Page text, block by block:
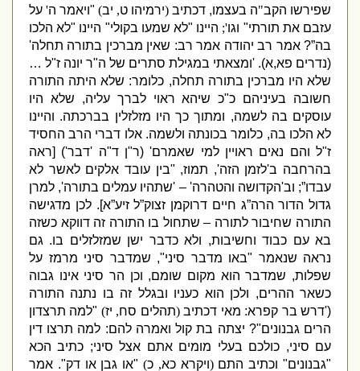
שפירשו הקב"ה בעצמו,דכתיב(ירמיהו ט ,יב )
"ויאמר ה'על
עזבם את תורתי"וגו ';היינו"לא שמעו בקולי"היינו"לא הלכו
בה”?אמר רב יהודה אמר רב:שאין מברכין בתורה תחלה'
נדרים פא,א). 'ומצאתי במגילת סתרים של ה" ר יונה ז" ל …
שלא היו מברכין בתורה תחלה,כלומר:שלא היתה התורה
חשובה בעיניהם כ כ שיהא ראוי לברך עליה,שלא היו
עוסקים בה לשמה,ומתוך כך היו מזלזלין בברכתה.והיינו
לא הלכו בה,כלומר בכונתה ולשמה.אלו דברי הרב החסיד
ל והם נאים ראויין למי שאמרם' (ר "ן ד "ה'דבר') [ראה
בהרחבה ב לזמן הזה',תמוז, "בין עובד אלקים לאשר לא
עבדו”;וב 'הקדושה והטהרה' – 'שתהיו עמלים בתורה',למרן
גדול הדור הרה”ג חיים דרוקמן זצוק”ל זיע”א].לכן מדגישה
התורה שחיבור לתורה – שתחול בו התורה זהדווקא כשזה
בא עם כבוד וחשיבות,ולא כדבר ישן שמזלזלים בו .גם
נראה שנאמר"באו מדבר סיני",שמדבר סיני מרמז על
שפלות,שמדבר הוא מקום שומם,וכן הר סיני אינו גבוה
כשאר ההרים,ולכן הוא כעניו ובגלל זה בו נתנה התורה
דרש בר קפרא:מאי דכתיב(תהלים סח,יז)
"למה תרצדון
הרים גבנונים"?יצתה בת קול ואמרה להם:למה תרצו דין
עם סיני,כולכם בעלי מומים אתם אצל סיני;כתיב הכא
גבנונים"וכתיב התם(ויקרא כא,כ)
"או גבן או דק".אמר